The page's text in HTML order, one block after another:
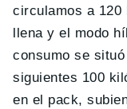
circulamos a
llena y el modo
consumo se
siguientes 100
en el pack,